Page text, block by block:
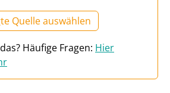
Quelle auswählen
Häufige Fragen: Hier